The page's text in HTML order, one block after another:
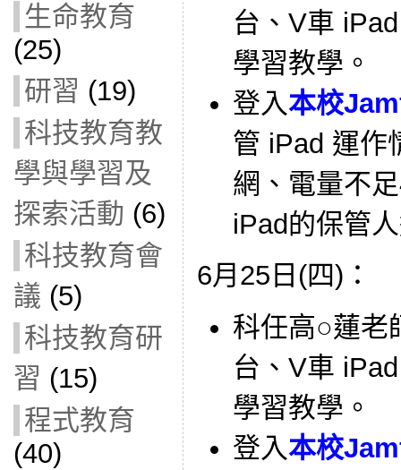
生命教育
(25)
研習 (19)
科技教育教
學與學習及
探索活動 (6)
科技教育會
議 (5)
科技教育研
習 (15)
程式教育
(40)
台、V車
學習教學。
登入本校
管 iPad 運作
網、電量不
iPad的保管
6月25日(四)：
科任高○蓮老
台、V車
學習教學。
登入本校